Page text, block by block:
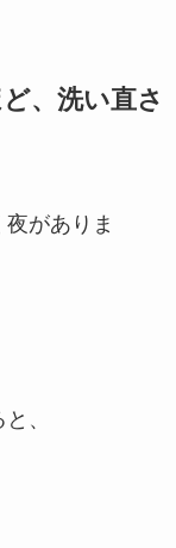
、洗い直さ
がありま
、